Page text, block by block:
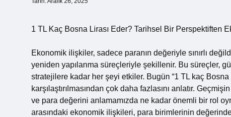
1 TL Kaç Bosna Lirası Eder? Tarihsel Bir Perspektiften
Ekonomik ilişkiler, sadece paranın değeriyle sınırlı
yeniden yapılanma süreçleriyle şekillenir. Bu süreçler,
stratejilere kadar her şeyi etkiler. Bugün “1 TL kaç
karşılaştırılmasından çok daha fazlasını anlatır.
ve para değerini anlamamızda ne kadar önemli bir rol
arasındaki ekonomik ilişkileri, para birimlerinin